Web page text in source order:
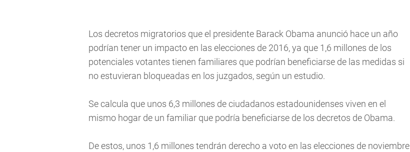
Los decretos migratorios que el presidente Barack Obama anunció hace un año
podrían tener un impacto en las elecciones de 2016, ya que 1,6 millones de los
potenciales votantes tienen familiares que podrían beneficiarse de las medidas si
no estuvieran bloqueadas en los juzgados, según un estudio.
Se calcula que unos 6,3 millones de ciudadanos estadounidenses viven en el
mismo hogar de un familiar que podría beneficiarse de los decretos de Obama.
De estos, unos 1,6 millones tendrán derecho a voto en las elecciones de noviembre